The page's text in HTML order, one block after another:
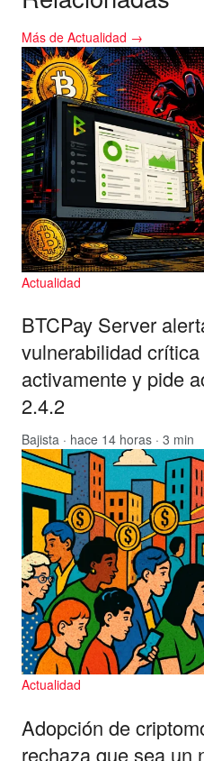
Más de Actualidad →
Actualidad
BTCPay Server
vulnerabilidad
activamente y pide
2.4.2
Bajista · hace 14 horas · 3 min
Actualidad
Adopción de
rechaza que sea un